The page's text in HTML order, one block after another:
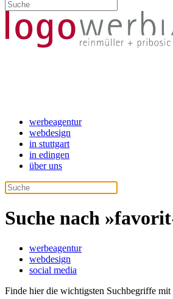
werbeagentur
webdesign
in stuttgart
in edingen
über uns
Suche nach
werbeagentur
webdesign
social media
Finde hier die wichtigsten Suchbegriffe